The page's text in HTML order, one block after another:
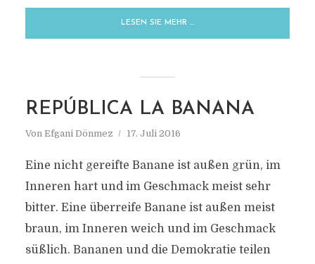
LESEN SIE MEHR …
REPÚBLICA LA BANANA
Von Efgani Dönmez 17. Juli 2016
Eine nicht gereifte Banane ist außen grün, im
Inneren hart und im Geschmack meist sehr
bitter. Eine überreife Banane ist außen meist
braun, im Inneren weich und im Geschmack
süßlich. Bananen und die Demokratie teilen